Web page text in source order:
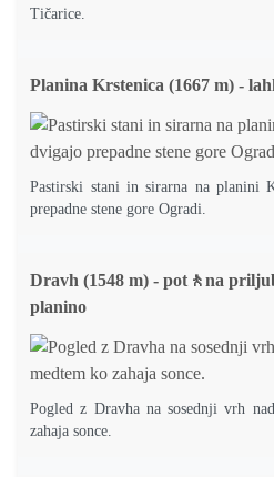
Tičarice.
Planina Krstenica (1667 m) -
Pastirski stani in sirarna na planini
prepadne stene gore Ogradi.
Dravh (1548 m) - pot🚶na
planino
Pogled z Dravha na sosednji vrh
zahaja sonce.